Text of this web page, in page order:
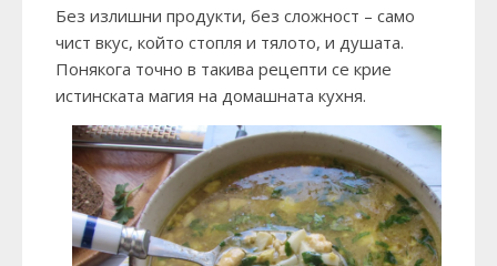
Без излишни продукти, без сложност – само
чист вкус, който стопля и тялото, и душата.
Понякога точно в такива рецепти се крие
истинската магия на домашната кухня.